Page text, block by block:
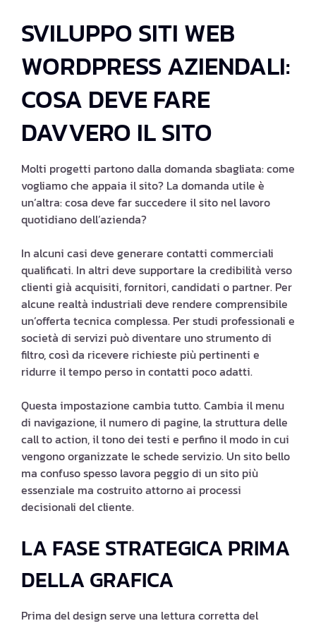
SVILUPPO SITI WEB
WORDPRESS AZIENDALI:
COSA DEVE FARE
DAVVERO IL SITO
Molti progetti partono dalla domanda sbagliata: come
vogliamo che appaia il sito? La domanda utile è
un’altra: cosa deve far succedere il sito nel lavoro
quotidiano dell’azienda?
In alcuni casi deve generare contatti commerciali
qualificati. In altri deve supportare la credibilità verso
clienti già acquisiti, fornitori, candidati o partner. Per
alcune realtà industriali deve rendere comprensibile
un’offerta tecnica complessa. Per studi professionali e
società di servizi può diventare uno strumento di
filtro, così da ricevere richieste più pertinenti e
ridurre il tempo perso in contatti poco adatti.
Questa impostazione cambia tutto. Cambia il menu
di navigazione, il numero di pagine, la struttura delle
call to action, il tono dei testi e perfino il modo in cui
vengono organizzate le schede servizio. Un sito bello
ma confuso spesso lavora peggio di un sito più
essenziale ma costruito attorno ai processi
decisionali del cliente.
LA FASE STRATEGICA PRIMA
DELLA GRAFICA
Prima del design serve una lettura corretta del